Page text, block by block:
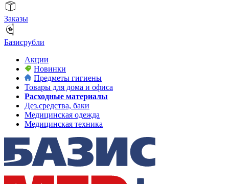
Заказы
Базисрубли
Акции
Новинки
Предметы гигиены
Товары для дома и офиса
Расходные материалы
Дез.средства, баки
Медицинская одежда
Медицинская техника